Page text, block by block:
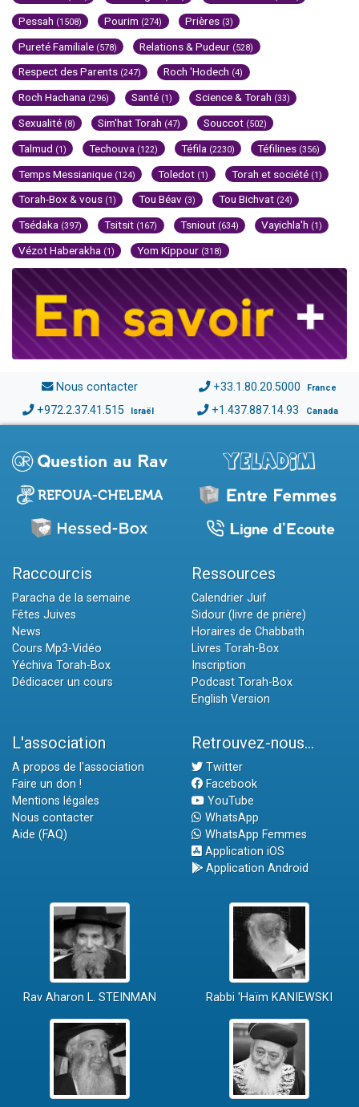
Pessah (1508) Pourim (274) Prières (3)
Pureté Familiale (578) Relations & Pudeur (528)
Respect des Parents (247) Roch 'Hodech (4)
Roch Hachana (296) Santé (1) Science & Torah (33)
Sexualité (8) Sim'hat Torah (47) Souccot (502)
Talmud (1) Techouva (122) Téfila (2230) Téfilines (356)
Temps Messianique (124) Toledot (1) Torah et société (1)
Torah-Box & vous (1) Tou Béav (3) Tou Bichvat (24)
Tsédaka (397) Tsitsit (167) Tsniout (634) Vayichla'h (1)
Vézot Haberakha (1) Yom Kippour (318)
Nous contacter +33.1.80.20.5000 France
+972.2.37.41.515 Israël +1.437.887.14.93 Canada
Raccourcis
Paracha de la semaine
Fêtes Juives
News
Cours Mp3-Vidéo
Yéchiva Torah-Box
Dédicacer un cours
Ressources
Calendrier Juif
Sidour (livre de prière)
Horaires de Chabbath
Livres Torah-Box
Inscription
Podcast Torah-Box
English Version
L'association
A propos de l'association
Faire un don !
Mentions légales
Nous contacter
Aide (FAQ)
Retrouvez-nous...
Twitter
Facebook
YouTube
WhatsApp
WhatsApp Femmes
Application iOS
Application Android
Rav Aharon L. STEINMAN Rabbi 'Haïm KANIEWSKI